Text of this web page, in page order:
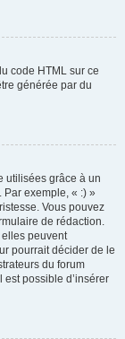
code HTML sur ce
générée par du
utilisées grâce à un
Par exemple, « :) »
Vous pouvez
de rédaction.
peuvent
pourrait décider de le
du forum
est possible d’insérer